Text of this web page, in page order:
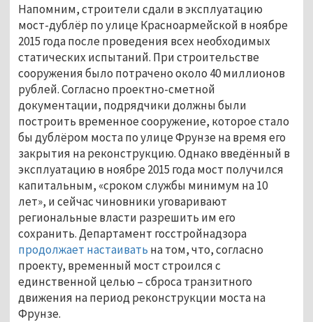
Напомним, строители сдали в эксплуатацию
мост-дублёр по улице Красноармейской в ноябре
2015 года после проведения всех необходимых
статических испытаний. При строительстве
сооружения было потрачено около 40 миллионов
рублей. Согласно проектно-сметной
документации, подрядчики должны были
построить временное сооружение, которое стало
бы дублёром моста по улице Фрунзе на время его
закрытия на реконструкцию. Однако введённый в
эксплуатацию в ноябре 2015 года мост получился
капитальным, «сроком службы минимум на 10
лет», и сейчас чиновники уговаривают
региональные власти разрешить им его
сохранить. Департамент госстройнадзора
продолжает настаивать на том, что, согласно
проекту, временный мост строился с
единственной целью – сброса транзитного
движения на период реконструкции моста на
Фрунзе.